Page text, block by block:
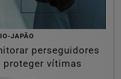
JAPÃO
perseguidores
proteger vítimas